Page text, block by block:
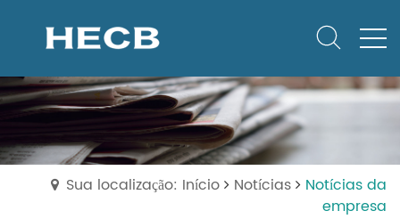
Sua localização: Início Notícias
Notícias da
empresa